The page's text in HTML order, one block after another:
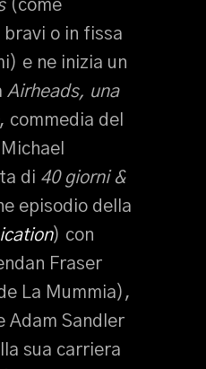
(come
o in fissa
e ne inizia un
Airheads, una
, commedia del
di 40 giorni &
episodio della
) con
Fraser
La Mummia),
Adam Sandler
sua carriera